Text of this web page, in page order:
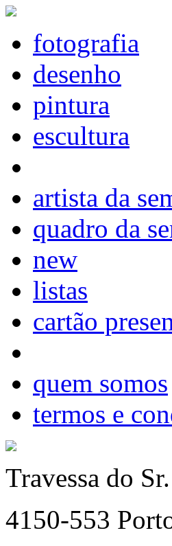
fotografia
desenho
pintura
escultura
artista da
quadro da
new
listas
cartão
quem somos
termos e
Travessa do
4150-553